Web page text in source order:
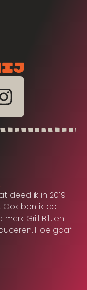
deed ik in 2019
ben ik de
Grill Bill, en
Hoe gaaf